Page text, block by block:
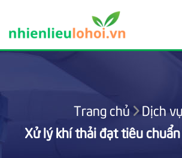
content
Trang chủ
Dịch vụ
Xử lý khí thải đạt tiêu